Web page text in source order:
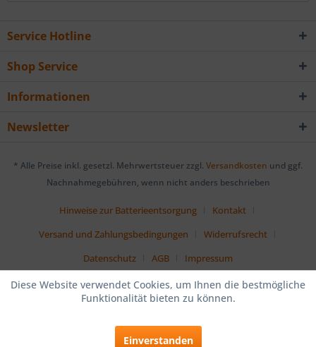
Service Hotline
Shop Service
Informationen
Newsletter
* Alle Preise inkl. gesetzl. Mehrwertsteuer zzgl. Versandkosten und ggf.
Nachnahmegebühren, wenn nicht anders beschrieben
Hinweise zur Batterieentsorgung
Kontakt
Versand und Zahlungsbedingungen
Widerrufsrecht
Datenschutz
AGB Impressum
Diese Website verwendet Cookies, um Ihnen die bestmögliche
Funktionalität bieten zu können.
Einverstanden